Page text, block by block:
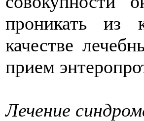
проникать из
качестве
прием
Лечение